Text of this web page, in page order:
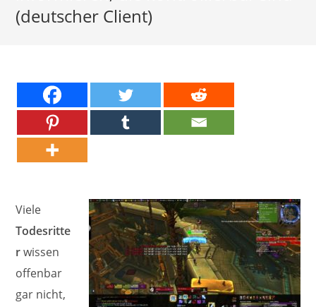
(deutscher Client)
Viele
Todesritte
rwissen
offenbar
gar nicht,